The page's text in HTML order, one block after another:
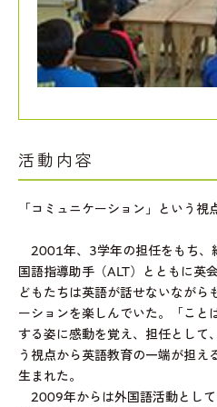
活動内容
「コミュニケーション」という
2001年、3学年の担任をもち、
国語指導助手（ALT）とともに英
どもたちは英語が話せないながら
ーションを楽しんでいた。「こと
する姿に感動を覚え、担任として
う視点から英語教育の一端が担
生まれた。
2009年からは外国語活動とし